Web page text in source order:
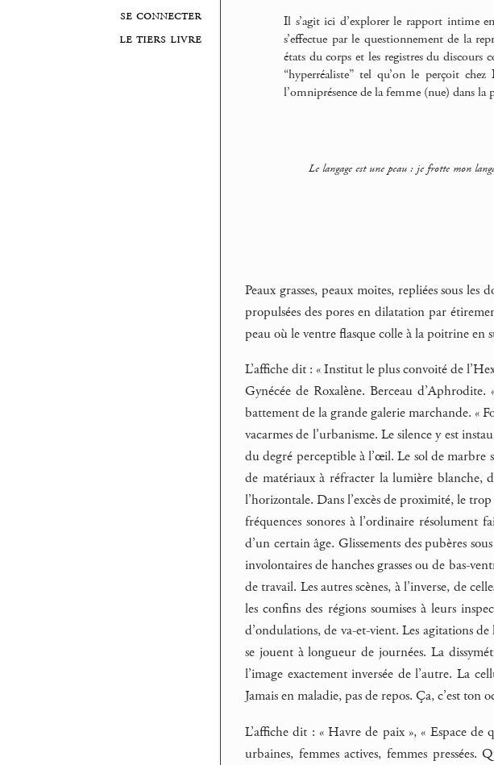
se connecter
le tiers livre
Il s’agit ici d’explorer le rapport intime
s’effectue par le questionnement de la
états du corps et les registres du discours
“hyperréaliste” tel qu’on le perçoit
l’omniprésence de la femme (nue) dans la
Le langage est une peau : je frotte mon
Peaux grasses, peaux moites, repliées sous les
propulsées des pores en dilatation par
peau où le ventre flasque colle à la poitrine en
L’affiche dit : « Institut le plus convoité de
Gynécée de Roxalène. Berceau
battement de la grande galerie marchande. «
vacarmes de l’urbanisme. Le silence y est
du degré perceptible à l’œil. Le sol de marbre
de matériaux à réfracter la lumière blanche,
l’horizontale. Dans l’excès de proximité, le
fréquences sonores à l’ordinaire résolument
d’un certain âge. Glissements des pubères
involontaires de hanches grasses ou de bas-
de travail. Les autres scènes, à l’inverse, de
les confins des régions soumises à leurs
d’ondulations, de va-et-vient. Les agitations
se jouent à longueur de journées. La
l’image exactement inversée de l’autre. La
Jamais en maladie, pas de repos. Ça, c’est ton
L’affiche dit : « Havre de paix », « Espace
urbaines, femmes actives, femmes